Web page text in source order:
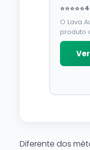
⭐⭐⭐⭐⭐
O Lava
produto
para
Por
Diferente dos